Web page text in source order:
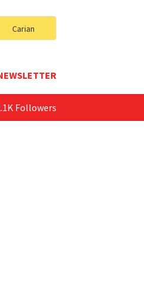
Carian
for:
Followers